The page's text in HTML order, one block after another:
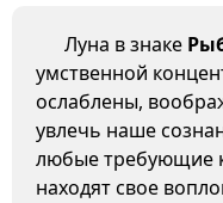
Луна в знаке
умственной
ослаблены,
увлечь наше
любые требующие
находят свое